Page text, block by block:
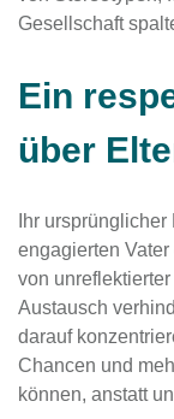
Gesellschaft
Ein
über
Ihr
engagierten
von
Austausch
darauf
Chancen und
können, anstatt